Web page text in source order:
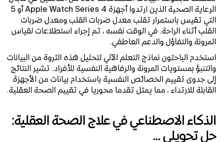
الرعاية الصحية الذين ارتدوا أجهزة Apple Watch Series 4 أو 5
التي تقيس باستمرار تقلب معدل ضربات القلب ومعدل ضربات
القلب أثناء الراحة. في الوقت نفسه ، تم إجراء استطلاعات لقياس
المرونة والتفاؤل والدعم العاطفي.
استخدم الباحثون نماذج التعلم الآلي لتحليل هذه الثروة من البيانات
والتنبؤ بمستويات المرونة والرفاهية النفسية للأفراد. تشير النتائج
إلى جدوى تقييم الخصائص النفسية باستخدام بيانات من الأجهزة
القابلة للارتداء ، مما يمثل تقدما محوريا في تقييم الصحة العقلية.
الذكاء الاصطناعي في علاج الصحة العقلية:
حل تحويلي ...